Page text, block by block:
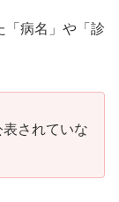
「病名」や「診
されていな